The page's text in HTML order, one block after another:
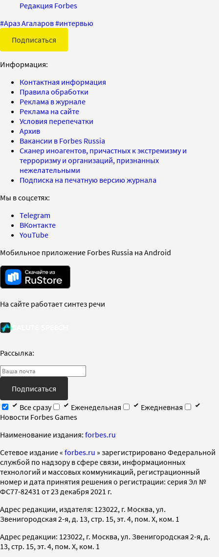
Редакция Forbes
#Араз Агаларов#интервью
Подписаться
Информация:
Контактная информация
Правила обработки
Реклама в журнале
Реклама на сайте
Условия перепечатки
Архив
Вакансии в Forbes Russia
Сканер иноагентов, причастных к экстремизму и
терроризму и организаций, признанных
нежелательными
Подписка на печатную версию журнала
Мы в соцсетях:
Telegram
ВКонтакте
YouTube
Мобильное приложение Forbes Russia на Android
На сайте работает синтез речи
Рассылка:
Подписаться
Все сразу
Еженедельная
Ежедневная
Новости Forbes Games
Наименование издания: forbes.ru
Cетевое издание « forbes.ru » зарегистрировано Федеральной
службой по надзору в сфере связи, информационных
технологий и массовых коммуникаций, регистрационный
номер и дата принятия решения о регистрации: серия Эл №
ФС77-82431 от 23 декабря 2021 г.
Адрес редакции, издателя: 123022, г. Москва, ул.
Звенигородская 2-я, д. 13, стр. 15, эт. 4, пом. X, ком. 1
Адрес редакции: 123022, г. Москва, ул. Звенигородская 2-я, д.
13, стр. 15, эт. 4, пом. X, ком. 1